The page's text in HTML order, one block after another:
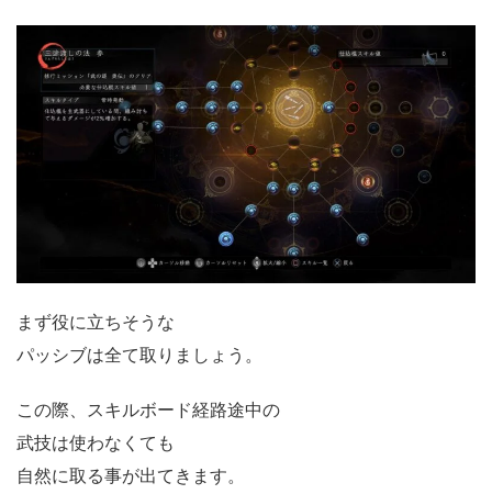
まず役に立ちそうな
パッシブは全て取りましょう。
この際、スキルボード経路途中の
武技は使わなくても
自然に取る事が出てきます。